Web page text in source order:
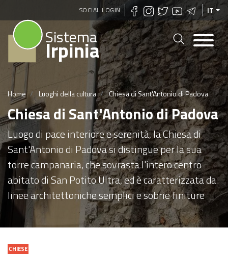
Salta
al
contenuto
principale
SOCIAL LOGIN IT
Sistema
Irpinia
Home Luoghi della cultura Chiesa di Sant'Antonio di Padova
Chiesa di Sant'Antonio di Padova
Luogo di pace interiore e serenità, la Chiesa di
Sant'Antonio di Padova si distingue per la sua
torre campanaria, che sovrasta l'intero centro
abitato di San Potito Ultra, ed è caratterizzata da
linee architettoniche semplici e sobrie finiture
CHIESE